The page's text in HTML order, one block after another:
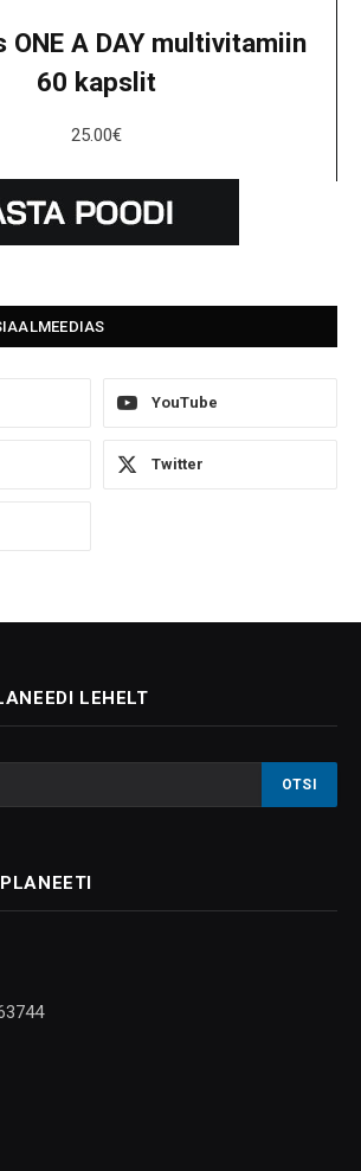
ONE A DAY multivitamiin
60 kapslit
25.00€
YouTube
Twitter
LEHELT